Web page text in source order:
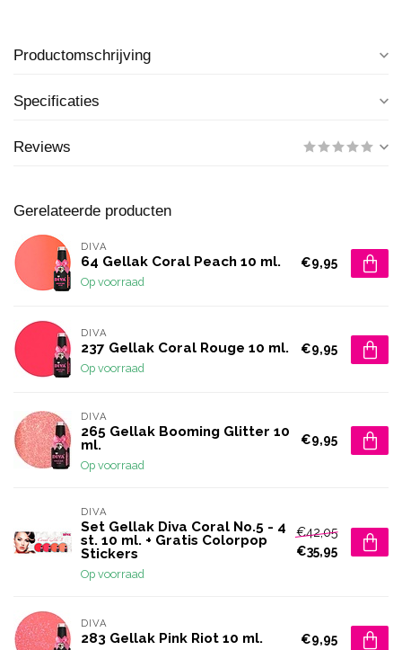
Productomschrijving
Specificaties
Reviews
Gerelateerde producten
DIVA
64 Gellak Coral Peach 10 ml.
Op voorraad
€9,95
DIVA
237 Gellak Coral Rouge 10 ml.
Op voorraad
€9,95
DIVA
265 Gellak Booming Glitter 10
ml.
Op voorraad
€9,95
DIVA
Set Gellak Diva Coral No.5 - 4
st. 10 ml. + Gratis Colorpop
Stickers
Op voorraad
€42,05
€35,95
DIVA
283 Gellak Pink Riot 10 ml. €9,95